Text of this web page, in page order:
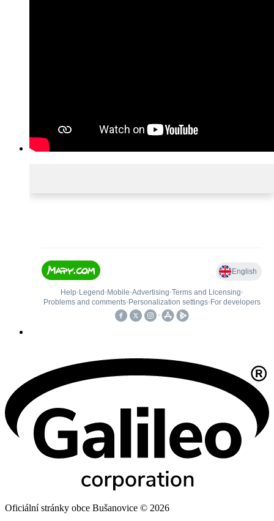
Oficiální stránky obce Bušanovice © 2026